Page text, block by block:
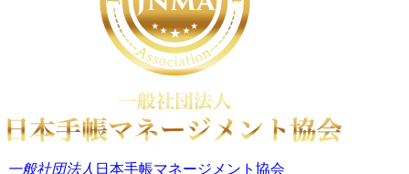
一般社団法人 日本手帳マネージメント協会